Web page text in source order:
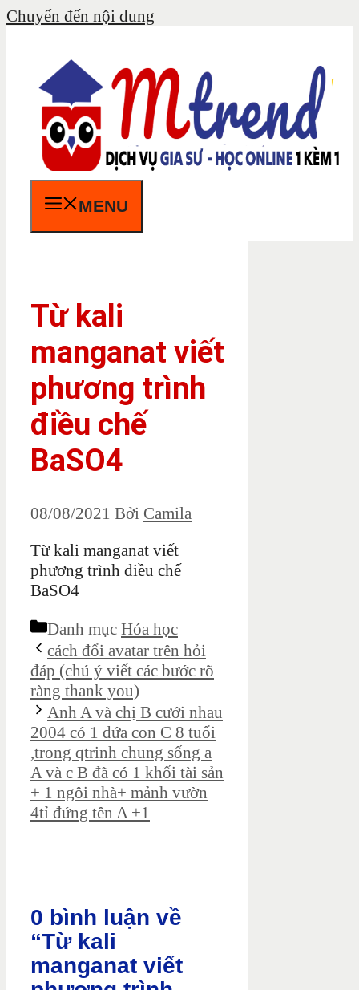
Chuyển đến nội dung
MENU
Từ kali
manganat viết
phương trình
điều chế
BaSO4
08/08/2021 Bởi Camila
Từ kali manganat viết
phương trình điều chế
BaSO4
Danh mục Hóa học
cách đổi avatar trên hỏi
đáp (chú ý viết các bước rõ
ràng thank you)
Anh A và chị B cưới nhau
2004 có 1 đứa con C 8 tuổi
,trong qtrinh chung sống a
A và c B đã có 1 khối tài sản
+ 1 ngôi nhà+ mảnh vườn
4tỉ đứng tên A +1
0 bình luận về
“Từ kali
manganat viết